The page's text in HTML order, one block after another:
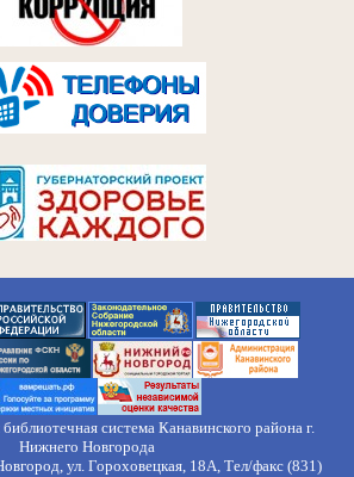
система Канавинского района г.
Нижнего Новгорода
ул. Гороховецкая, 18А, Тел/факс (831)